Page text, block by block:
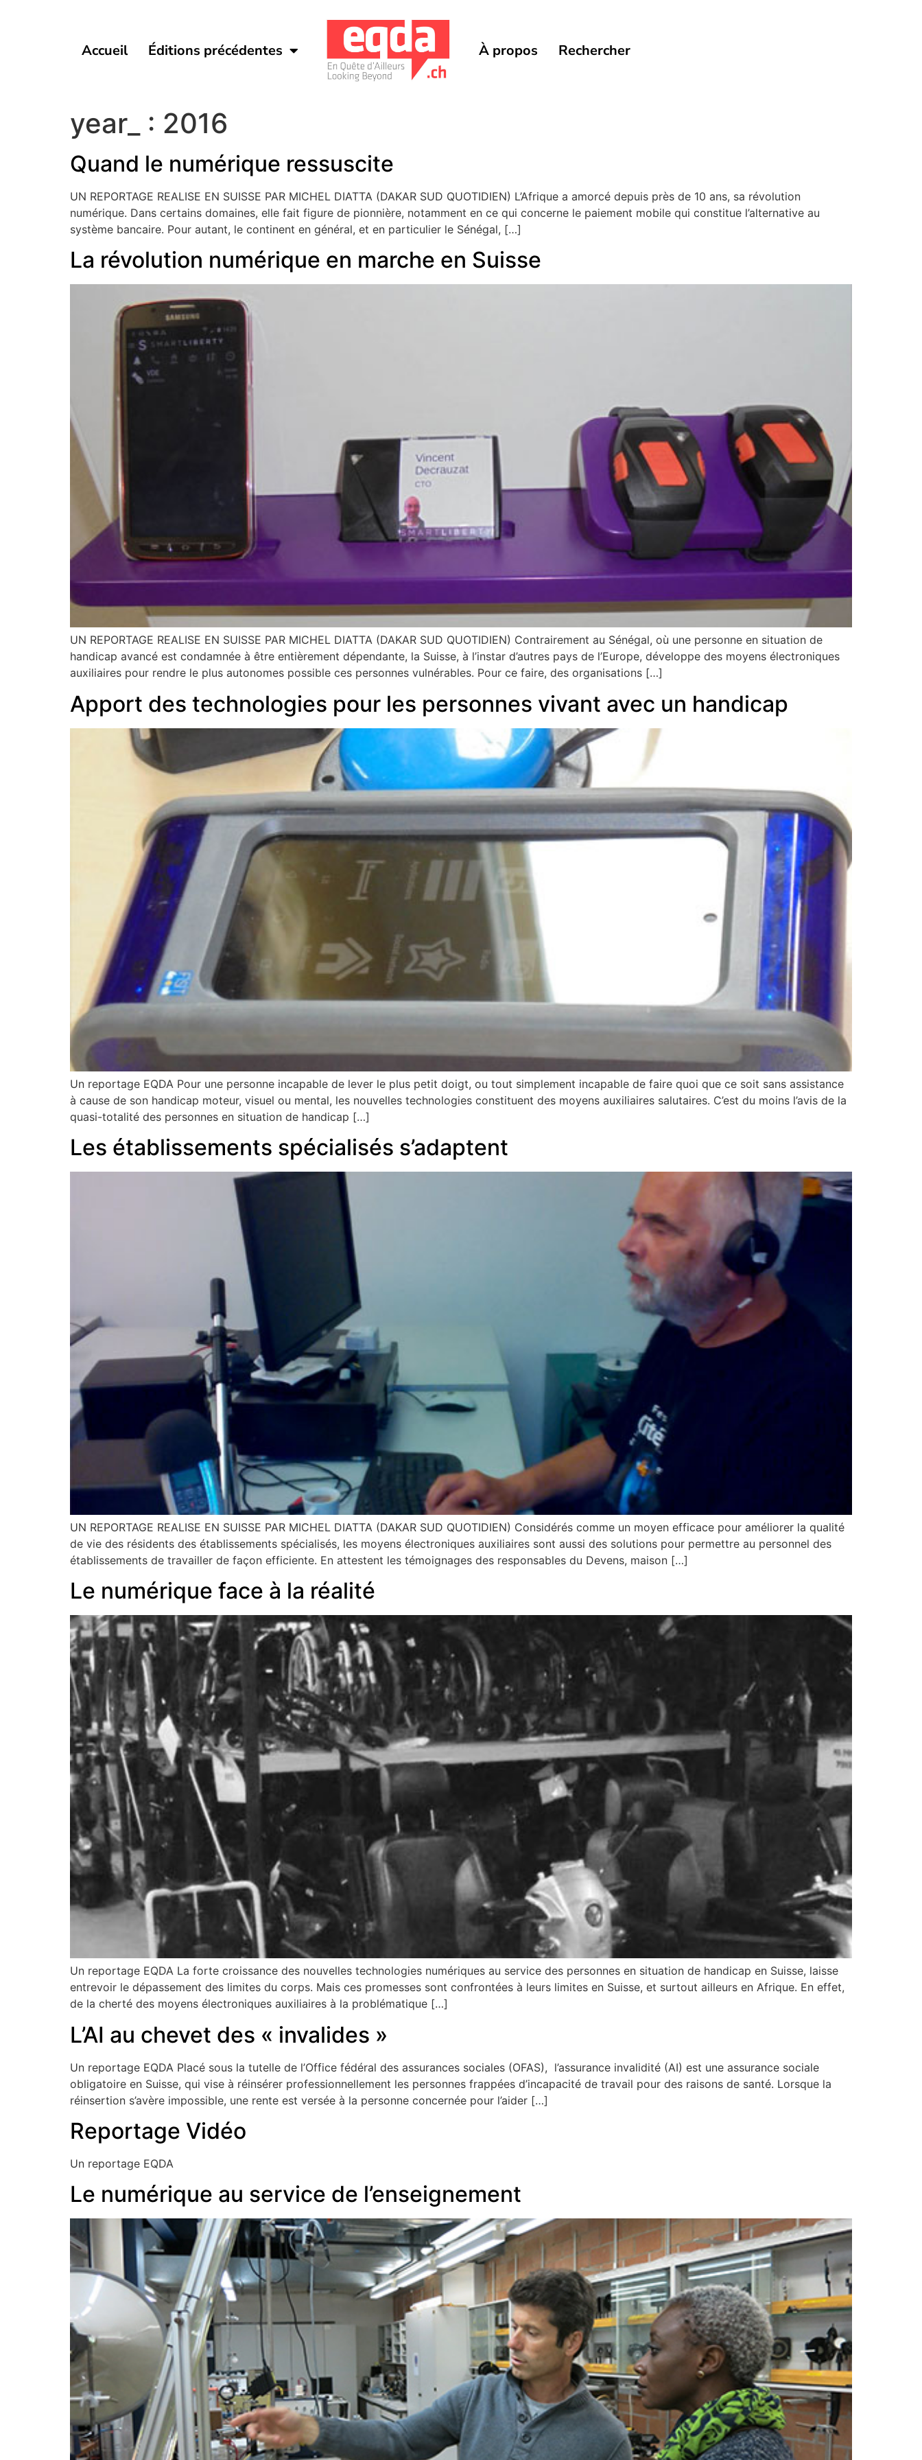
Accueil Éditions précédentes À propos Rechercher
year_ : 2016
Quand le numérique ressuscite
UN REPORTAGE REALISE EN SUISSE PAR MICHEL DIATTA (DAKAR SUD QUOTIDIEN) L’Afrique a amorcé depuis près de 10 ans, sa révolution
numérique. Dans certains domaines, elle fait figure de pionnière, notamment en ce qui concerne le paiement mobile qui constitue l’alternative au
système bancaire. Pour autant, le continent en général, et en particulier le Sénégal, […]
La révolution numérique en marche en Suisse
UN REPORTAGE REALISE EN SUISSE PAR MICHEL DIATTA (DAKAR SUD QUOTIDIEN) Contrairement au Sénégal, où une personne en situation de
handicap avancé est condamnée à être entièrement dépendante, la Suisse, à l’instar d’autres pays de l’Europe, développe des moyens électroniques
auxiliaires pour rendre le plus autonomes possible ces personnes vulnérables. Pour ce faire, des organisations […]
Apport des technologies pour les personnes vivant avec un handicap
Un reportage EQDA Pour une personne incapable de lever le plus petit doigt, ou tout simplement incapable de faire quoi que ce soit sans assistance
à cause de son handicap moteur, visuel ou mental, les nouvelles technologies constituent des moyens auxiliaires salutaires. C’est du moins l’avis de la
quasi-totalité des personnes en situation de handicap […]
Les établissements spécialisés s’adaptent
UN REPORTAGE REALISE EN SUISSE PAR MICHEL DIATTA (DAKAR SUD QUOTIDIEN) Considérés comme un moyen efficace pour améliorer la qualité
de vie des résidents des établissements spécialisés, les moyens électroniques auxiliaires sont aussi des solutions pour permettre au personnel des
établissements de travailler de façon efficiente. En attestent les témoignages des responsables du Devens, maison […]
Le numérique face à la réalité
Un reportage EQDA La forte croissance des nouvelles technologies numériques au service des personnes en situation de handicap en Suisse, laisse
entrevoir le dépassement des limites du corps. Mais ces promesses sont confrontées à leurs limites en Suisse, et surtout ailleurs en Afrique. En effet,
de la cherté des moyens électroniques auxiliaires à la problématique […]
L’AI au chevet des « invalides »
Un reportage EQDA Placé sous la tutelle de l’Office fédéral des assurances sociales (OFAS), l’assurance invalidité (AI) est une assurance sociale
obligatoire en Suisse, qui vise à réinsérer professionnellement les personnes frappées d’incapacité de travail pour des raisons de santé. Lorsque la
réinsertion s’avère impossible, une rente est versée à la personne concernée pour l’aider […]
Reportage Vidéo
Un reportage EQDA
Le numérique au service de l’enseignement